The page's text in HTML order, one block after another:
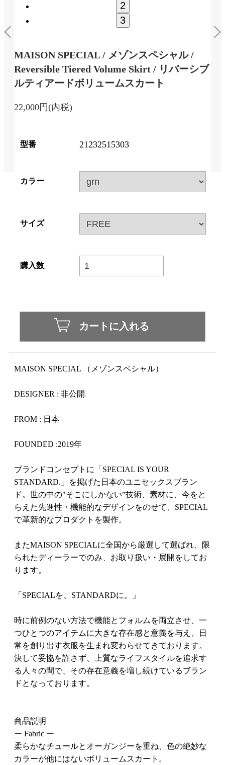
2
3
MAISON SPECIAL / メゾンスペシャル /
Reversible Tiered Volume Skirt / リバーシブ
ルティアードボリュームスカート
22,000円(内税)
型番 21232515303
カラー
サイズ
購入数
MAISON SPECIAL （メゾンスペシャル）
DESIGNER : 非公開
FROM : 日本
FOUNDED :2019年
ブランドコンセプトに「SPECIAL IS YOUR
STANDARD.」を掲げた日本のユニセックスブラン
ド。世の中の"そこにしかない”技術、素材に、今をと
らえた先進性・機能的なデザインをのせて、SPECIAL
で革新的なプロダクトを製作。
またMAISON SPECIALに全国から厳選して選ばれ、限
られたディーラーでのみ、お取り扱い・展開をしてお
ります。
「SPECIALを、STANDARDに。」
時に前例のない方法で機能とフォルムを両立させ、一
つひとつのアイテムに大きな存在感と意義を与え、日
常を創り出す衣服を生まれ変わらせてきております。
決して妥協を許さず、上質なライフスタイルを追求す
る人々の間で、その存在意義を増し続けているブラン
ドとなっております。
商品説明
ー Fabric ー
柔らかなチュールとオーガンジーを重ね、色の絶妙な
カラーが他にはないボリュームスカート。